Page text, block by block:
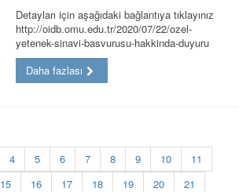
Detayları için aşağıdaki bağlantıya tıklayınız
http://oidb.omu.edu.tr/2020/07/22/ozel-
yetenek-sinavi-basvurusu-hakkinda-duyuru
Daha fazlası
4 5 6 7 8 9 10
11
15 16 17 18 19 20 21